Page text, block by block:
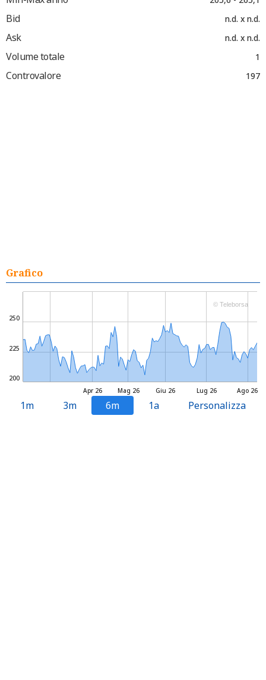
Bid n.d. x n.d.
Ask n.d. x n.d.
Volume totale 1
Controvalore 197
Grafico
Mag 26 Lug 26
Apr 26 Giu 26 Ago 26
200
225
250
© Teleborsa
1m 3m 6m 1a Personalizza